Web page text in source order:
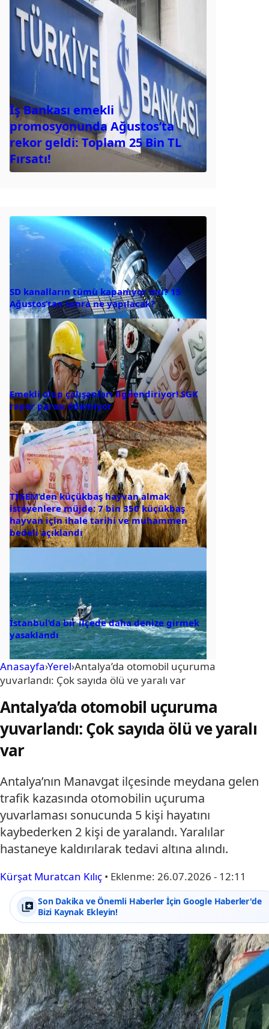
İş Bankası emekli
promosyonunda Ağustos’ta
rekor geldi: Toplam 25 Bin TL
Fırsatı!
SD kanalların tümü kapanıyor mu? 15
Ağustos’tan sonra ne yapılacak?
Emekli olup çalışanları ilgilendiriyor! SGK
rapor parası ödemiyor
TİGEM’den küçükbaş hayvan almak
isteyenlere müjde: 7 bin 350 küçükbaş
hayvan için ihale tarihi ve muhammen
bedeli açıklandı
İstanbul’da bir ilçede daha denize girmek
yasaklandı
Anasayfa›Yerel›Antalya’da otomobil uçuruma
yuvarlandı: Çok sayıda ölü ve yaralı var
Antalya’da otomobil uçuruma
yuvarlandı: Çok sayıda ölü ve yaralı
var
Antalya’nın Manavgat ilçesinde meydana gelen
trafik kazasında otomobilin uçuruma
yuvarlaması sonucunda 5 kişi hayatını
kaybederken 2 kişi de yaralandı. Yaralılar
hastaneye kaldırılarak tedavi altına alındı.
Kürşat Muratcan Kılıç • Eklenme: 26.07.2026 - 12:11
Son Dakika ve Önemli Haberler İçin Google Haberler'de
Bizi Kaynak Ekleyin!